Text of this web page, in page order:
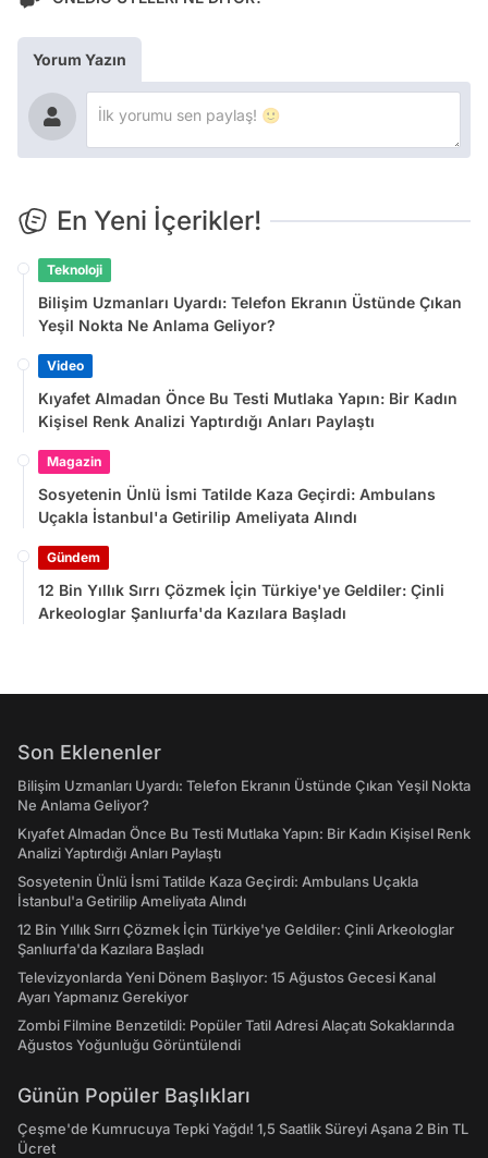
Yorum Yazın
En Yeni İçerikler!
Teknoloji
Bilişim Uzmanları Uyardı: Telefon Ekranın Üstünde Çıkan
Yeşil Nokta Ne Anlama Geliyor?
Video
Kıyafet Almadan Önce Bu Testi Mutlaka Yapın: Bir Kadın
Kişisel Renk Analizi Yaptırdığı Anları Paylaştı
Magazin
Sosyetenin Ünlü İsmi Tatilde Kaza Geçirdi: Ambulans
Uçakla İstanbul'a Getirilip Ameliyata Alındı
Gündem
12 Bin Yıllık Sırrı Çözmek İçin Türkiye'ye Geldiler: Çinli
Arkeologlar Şanlıurfa'da Kazılara Başladı
Son Eklenenler
Bilişim Uzmanları Uyardı: Telefon Ekranın Üstünde Çıkan Yeşil Nokta
Ne Anlama Geliyor?
Kıyafet Almadan Önce Bu Testi Mutlaka Yapın: Bir Kadın Kişisel Renk
Analizi Yaptırdığı Anları Paylaştı
Sosyetenin Ünlü İsmi Tatilde Kaza Geçirdi: Ambulans Uçakla
İstanbul'a Getirilip Ameliyata Alındı
12 Bin Yıllık Sırrı Çözmek İçin Türkiye'ye Geldiler: Çinli Arkeologlar
Şanlıurfa'da Kazılara Başladı
Televizyonlarda Yeni Dönem Başlıyor: 15 Ağustos Gecesi Kanal
Ayarı Yapmanız Gerekiyor
Zombi Filmine Benzetildi: Popüler Tatil Adresi Alaçatı Sokaklarında
Ağustos Yoğunluğu Görüntülendi
Günün Popüler Başlıkları
Çeşme'de Kumrucuya Tepki Yağdı! 1,5 Saatlik Süreyi Aşana 2 Bin TL
Ücret